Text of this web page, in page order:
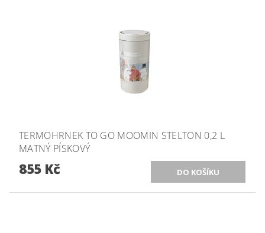
TERMOHRNEK TO GO MOOMIN STELTON 0,2 L
MATNÝ PÍSKOVÝ
855 Kč